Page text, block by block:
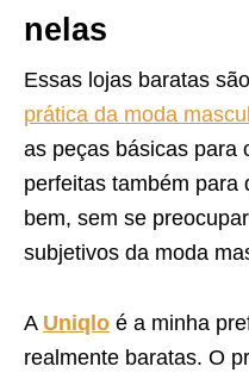
nelas
Essas lojas baratas
prática da moda
as peças básicas para
perfeitas também para
bem, sem se
subjetivos da moda
A Uniqlo é a minha
realmente baratas. O